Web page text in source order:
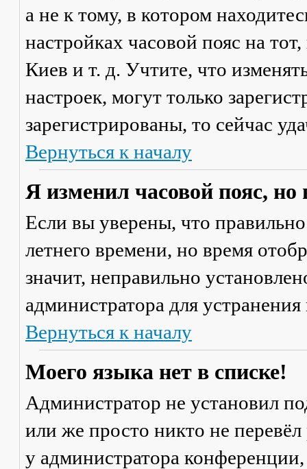
а не к тому, в котором
настройках часовой пояс на
Киев и т. д. Учтите, что
настроек, могут только
зарегистрированы, то сейчас
Вернуться к началу
Я изменил часовой пояс,
Если вы уверены, что
летнего времени, но время
значит, неправильно
администратора для
Вернуться к началу
Моего языка нет в списке!
Администратор не установил
или же просто никто не
у администратора